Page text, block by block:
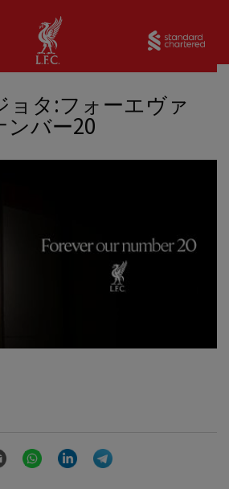
家
ョタ:フォーエヴァ
ンバー20
Email WhatsAppLinkedIn